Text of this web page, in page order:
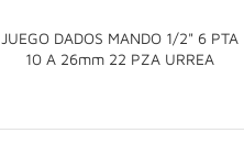
JUEGO DADOS MANDO 1/2" 6 PTA
10 A 26mm 22 PZA URREA
